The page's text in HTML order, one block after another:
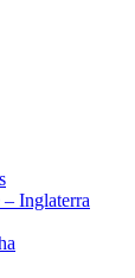
– Inglaterra